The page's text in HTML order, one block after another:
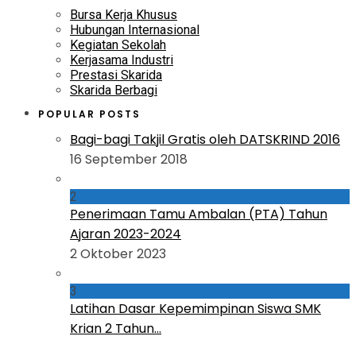
Bursa Kerja Khusus
Hubungan Internasional
Kegiatan Sekolah
Kerjasama Industri
Prestasi Skarida
Skarida Berbagi
POPULAR POSTS
Bagi-bagi Takjil Gratis oleh DATSKRIND 2016
16 September 2018
2
Penerimaan Tamu Ambalan (PTA) Tahun
Ajaran 2023-2024
2 Oktober 2023
3
Latihan Dasar Kepemimpinan Siswa SMK
Krian 2 Tahun...